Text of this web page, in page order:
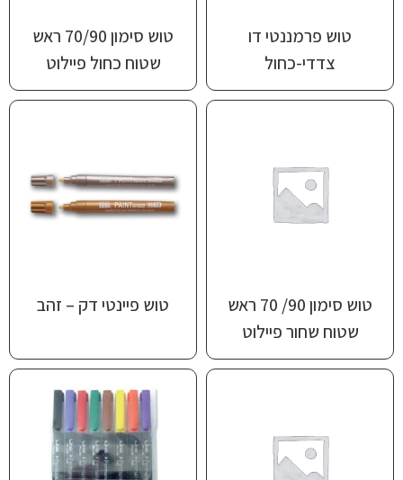
טוש פרמננטי דו
צדדי-כחול
טוש סימון 70/90 ראש
שטוח כחול פיילוט
טוש סימון 90/ 70 ראש
שטוח שחור פיילוט
טוש פיינטי דק – זהב